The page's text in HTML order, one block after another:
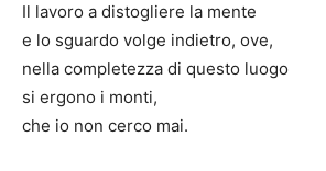
Il lavoro a distogliere la mente
e lo sguardo volge indietro, ove,
nella completezza di questo luogo
si ergono i monti,
che io non cerco mai.